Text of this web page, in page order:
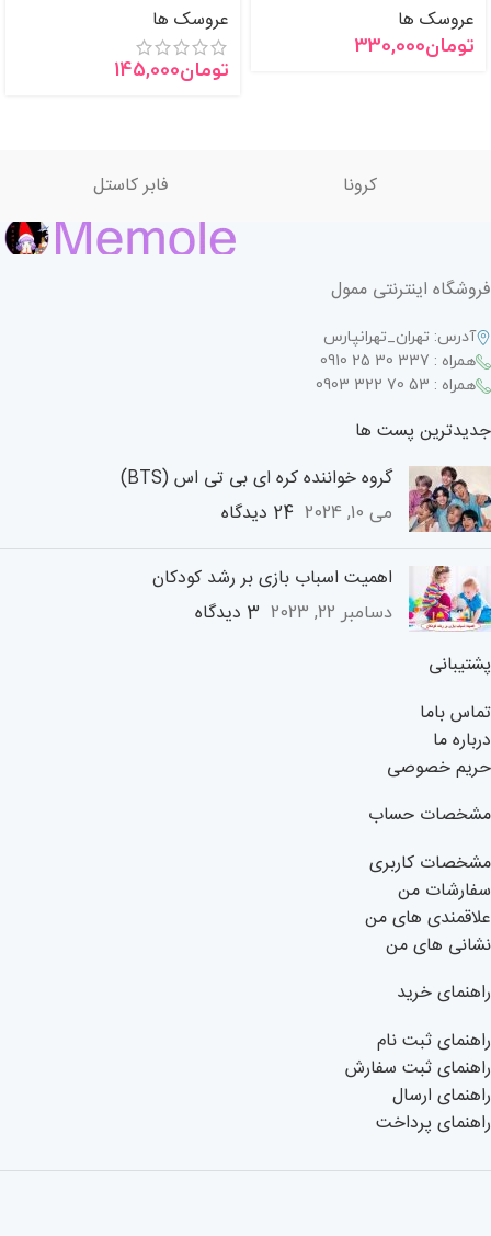
عروسک ها
تومان330,000
عروسک ها
تومان145,000
کرونا فابر کاستل
فروشگاه اینترنتی ممول
آدرس: تهران_تهرانپارس
همراه : 337 30 25 0910
همراه : 53 70 322 0903
جدیدترین پست ها
گروه خواننده کره ای بی تی اس (BTS)
می 10, 2024 24 دیدگاه
اهمیت اسباب بازی بر رشد کودکان
دسامبر 22, 2023
3 دیدگاه
پشتیبانی
تماس باما
درباره ما
حریم خصوصی
مشخصات حساب
مشخصات کاربری
سفارشات من
علاقمندی های من
نشانی های من
راهنمای خرید
راهنمای ثبت نام
راهنمای ثبت سفارش
راهنمای ارسال
راهنمای پرداخت